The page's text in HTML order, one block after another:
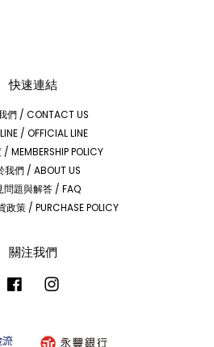
快速連結
們 / CONTACT US
/ OFFICIAL LINE
MEMBERSHIP POLICY
我們 / ABOUT US
問題與解答 / FAQ
政策 / PURCHASE POLICY
關注我們
Facebook